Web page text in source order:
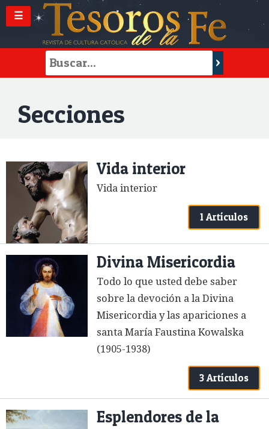
☰
Secciones
Vida interior
Vida interior
1 Artículos
Divina Misericordia
Todo lo que usted debe saber
sobre la devoción a la Divina
Misericordia y las apariciones a
santa María Faustina Kowalska
(1905-1938)
3 Artículos
Esplendores de la